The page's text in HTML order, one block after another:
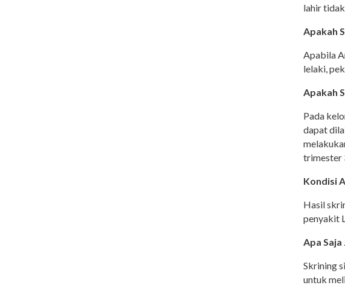
lahir
Apakah
Apabila
lelaki,
Apakah
Pada
dapat
trimester
Kondisi
Hasil
penyakit
Apa Saja
Skrining
untuk